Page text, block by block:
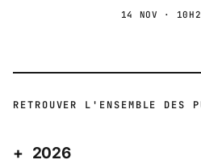
14 NOV ·
RETROUVER L'ENSEMBLE DES
2026